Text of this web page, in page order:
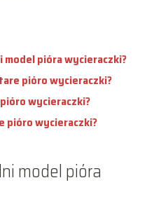
model pióra wycieraczki?
pióro wycieraczki?
wycieraczki?
pióro wycieraczki?
model pióra